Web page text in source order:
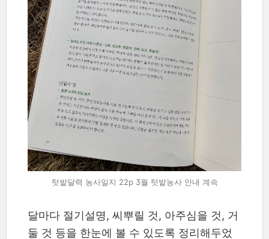
텃밭달력 농사일지 22p 3월 텃밭농사 안내 계속
달마다 절기설명, 씨뿌릴 것, 아주심을 것, 거
둘 것 등을 한눈에 볼 수 있도록 정리해두었